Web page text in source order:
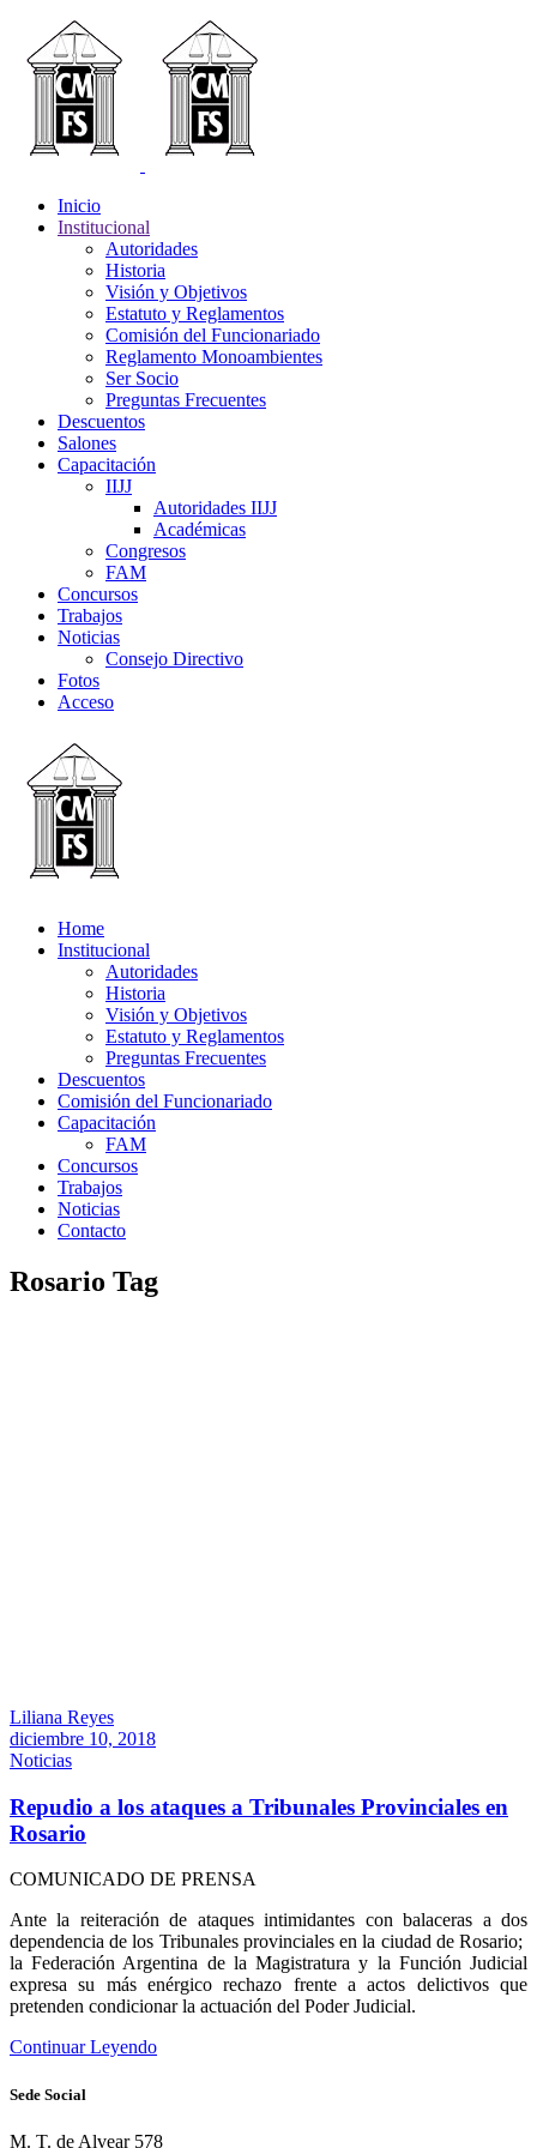
Inicio
Institucional
Autoridades
Historia
Visión y Objetivos
Estatuto y Reglamentos
Comisión del Funcionariado
Reglamento Monoambientes
Ser Socio
Preguntas Frecuentes
Descuentos
Salones
Capacitación
IIJJ
Autoridades IIJJ
Académicas
Congresos
FAM
Concursos
Trabajos
Noticias
Consejo Directivo
Fotos
Acceso
Home
Institucional
Autoridades
Historia
Visión y Objetivos
Estatuto y Reglamentos
Preguntas Frecuentes
Descuentos
Comisión del Funcionariado
Capacitación
FAM
Concursos
Trabajos
Noticias
Contacto
Rosario Tag
Liliana Reyes
diciembre 10, 2018
Noticias
Repudio a los ataques a Tribunales Provinciales en
Rosario
COMUNICADO DE PRENSA
Ante la reiteración de ataques intimidantes con balaceras a dos
dependencia de los Tribunales provinciales en la ciudad de Rosario;
la Federación Argentina de la Magistratura y la Función Judicial
expresa su más enérgico rechazo frente a actos delictivos que
pretenden condicionar la actuación del Poder Judicial.
Continuar Leyendo
Sede Social
M. T. de Alvear 578